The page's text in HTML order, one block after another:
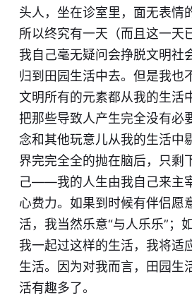
头人，坐在诊室里，面无表情
所以终究有一天（而且这一天
我自己毫无疑问会挣脱文明社
归到田园生活中去。但是我也
文明所有的元素都从我的生活
把那些导致人产生完全没有必
念和其他玩意儿从我的生活中
界完完全全的抛在脑后，只剩
己——我的人生由我自己来主
心费力。如果到时候有伴侣愿
活，我当然乐意“与人乐乐”；
我一起过这样的生活，我将适
生活。因为对我而言，田园生
活有趣多了。